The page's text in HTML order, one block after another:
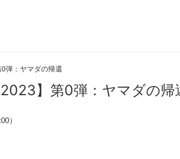
0弾：ヤマダの帰還
2023】第0弾：ヤマダの帰
）